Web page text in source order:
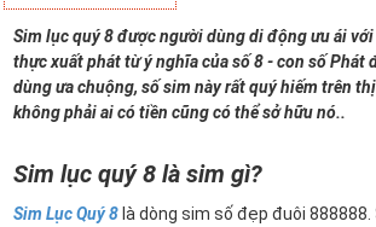
Sim lục quý 8 được người dùng di động ưu ái với
thực xuất phát từ ý nghĩa của số 8 - con số Phát
dùng ưa chuộng, số sim này rất quý hiếm trên
không phải ai có tiền cũng có thể sở hữu nó..
Sim lục quý 8 là sim gì?
Sim Lục Quý 8 là dòng sim số đẹp đuôi 888888.